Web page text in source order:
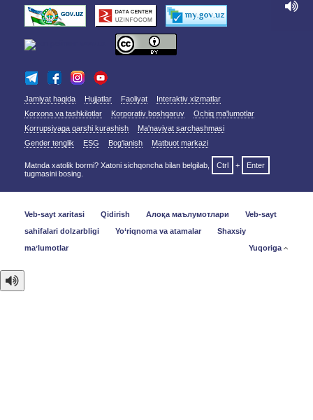
Jamiyat haqida Hujjatlar Faoliyat
Interaktiv xizmatlar
Korxona va tashkilotlar
Korporativ boshqaruv
Ochiq ma'lumotlar
Korrupsiyaga qarshi kurashish
Ma'naviyat sarchashmasi
Gender tenglik
ESG Bog‘lanish Matbuot markazi
Matnda xatolik bormi? Xatoni sichqoncha bilan belgilab, Ctrl +
Enter
tugmasini bosing.
Veb-sayt xaritasi Qidirish Алоқа маълумотлари
Veb-sayt
sahifalari dolzarbligi
Yo‘riqnoma va atamalar
Shaxsiy
maʼlumotlar
Yuqoriga